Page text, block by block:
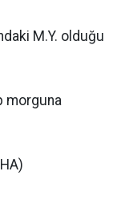
M.Y. olduğu
morguna